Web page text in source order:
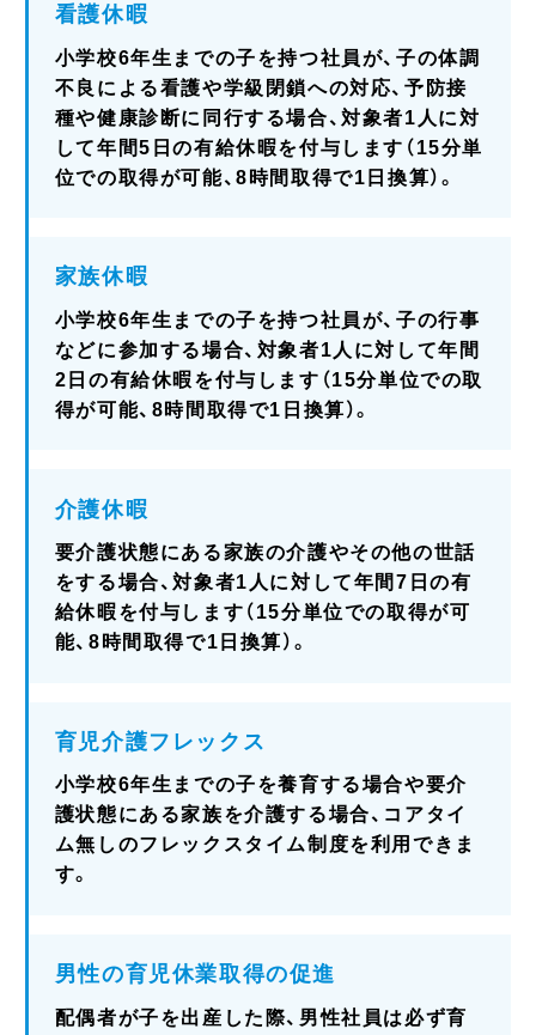
看護休暇
小学校6年生までの子を持つ社員が、子の体調
不良による看護や学級閉鎖への対応、予防接
種や健康診断に同行する場合、対象者1人に対
して年間5日の有給休暇を付与します（15分単
位での取得が可能、8時間取得で1日換算）。
家族休暇
小学校6年生までの子を持つ社員が、子の行事
などに参加する場合、対象者1人に対して年間
2日の有給休暇を付与します（15分単位での取
得が可能、8時間取得で1日換算）。
介護休暇
要介護状態にある家族の介護やその他の世話
をする場合、対象者1人に対して年間7日の有
給休暇を付与します（15分単位での取得が可
能、8時間取得で1日換算）。
育児介護フレックス
小学校6年生までの子を養育する場合や要介
護状態にある家族を介護する場合、コアタイ
ム無しのフレックスタイム制度を利用できま
す。
男性の育児休業取得の促進
配偶者が子を出産した際、男性社員は必ず育